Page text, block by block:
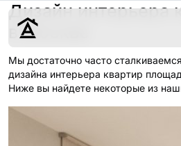
Дизайн
Ремонт
Цены
Наши
Дизайн интерьера
в Москве
Мы достаточно часто
дизайна интерьера квартир
Ниже вы найдете некоторые из